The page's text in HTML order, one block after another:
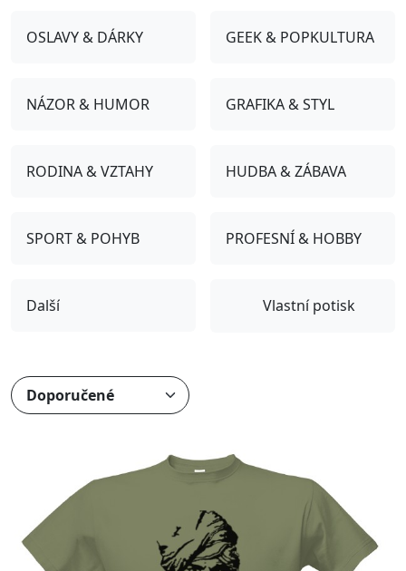
OSLAVY & DÁRKY GEEK & POPKULTURA
NÁZOR & HUMOR GRAFIKA & STYL
RODINA & VZTAHY HUDBA & ZÁBAVA
SPORT & POHYB PROFESNÍ & HOBBY
Další Vlastní potisk
Přizpůsobitelný motiv